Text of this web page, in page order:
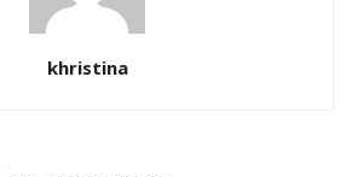
khristina